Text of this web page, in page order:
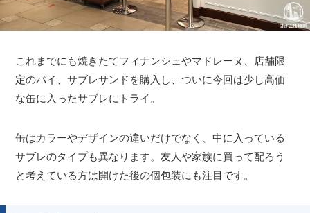
これまでにも焼きたてフィナンシェやマドレーヌ、店舗限
定のパイ、サブレサンドを購入し、ついに今回は少し高価
な缶に入ったサブレにトライ。
缶はカラーやデザインの違いだけでなく、中に入っている
サブレのタイプも異なります。友人や家族に買って配ろう
と考えている方は開けた後の個包装にも注目です。